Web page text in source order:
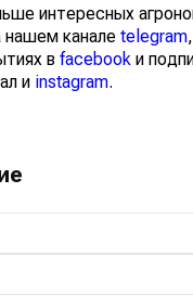
интересных
нашем канале telegram
в facebook и
и instagram.